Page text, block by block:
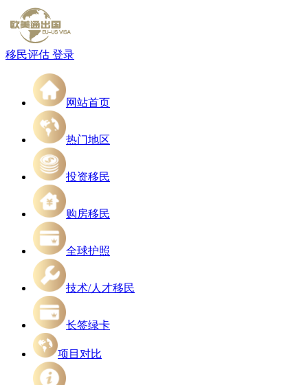
移民评估 登录
网站首页
热门地区
投资移民
购房移民
全球护照
技术/人才移民
长签绿卡
项目对比